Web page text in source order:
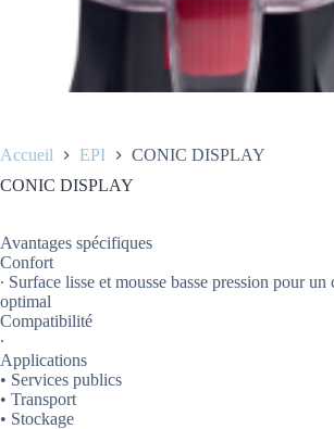
Accueil EPI
CONIC DISPLAY
CONIC DISPLAY
Avantages spécifiques
Confort
∙ Surface lisse et mousse basse pression pour un
optimal
Compatibilité
∙
Applications
• Services publics
• Transport
• Stockage